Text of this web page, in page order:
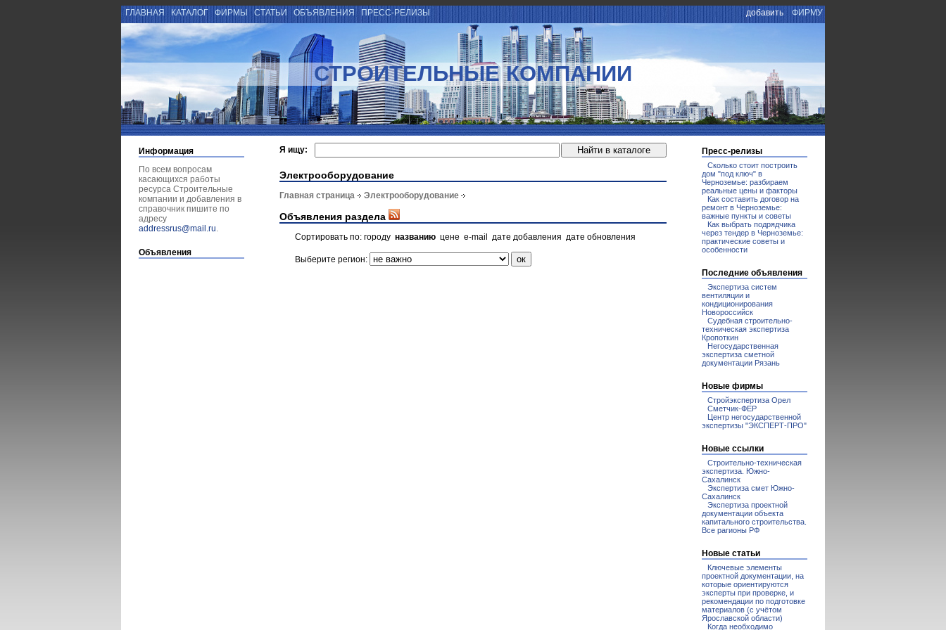
ГЛАВНАЯ КАТАЛОГ ФИРМЫ СТАТЬИ ОБЪЯВЛЕНИЯ ПРЕСС-РЕЛИЗЫ добавить ФИРМУ
СТРОИТЕЛЬНЫЕ КОМПАНИИ
Информация
По всем вопросам
касающихся работы
ресурса Строительные
компании и добавления в
справочник пишите по
адресу
addressrus@mail.ru.
Объявления
Я ищу:
Электрооборудование
Главная страница Электрооборудование
Объявления раздела
Сортировать по: городу названию цене e-mail дате добавления дате обновления
Выберите регион:
Пресс-релизы
Сколько стоит построить
дом "под ключ" в
Черноземье: разбираем
реальные цены и факторы
Как составить договор на
ремонт в Черноземье:
важные пункты и советы
Как выбрать подрядчика
через тендер в Черноземье:
практические советы и
особенности
Последние объявления
Экспертиза систем
вентиляции и
кондиционирования
Новороссийск
Судебная строительно-
техническая экспертиза
Кропоткин
Негосударственная
экспертиза сметной
документации Рязань
Новые фирмы
Стройэкспертиза Орел
Сметчик-ФЕР
Центр негосударственной
экспертизы "ЭКСПЕРТ-ПРО"
Новые ссылки
Строительно-техническая
экспертиза. Южно-
Сахалинск
Экспертиза смет Южно-
Сахалинск
Экспертиза проектной
документации объекта
капитального строительства.
Все рагионы РФ
Новые статьи
Ключевые элементы
проектной документации, на
которые ориентируются
эксперты при проверке, и
рекомендации по подготовке
материалов (с учётом
Ярославской области)
Когда необходимо